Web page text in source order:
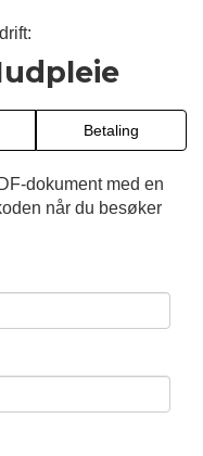
Betaling
dokument med en
når du besøker